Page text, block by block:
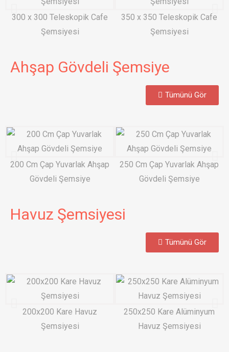
300 x 300 Teleskopik Cafe
Şemsiyesi
350 x 350 Teleskopik Cafe
Şemsiyesi
Ahşap Gövdeli Şemsiye
Tümünü Gör
200 Cm Çap Yuvarlak Ahşap
Gövdeli Şemsiye
250 Cm Çap Yuvarlak Ahşap
Gövdeli Şemsiye
Havuz Şemsiyesi
Tümünü Gör
200x200 Kare Havuz
Şemsiyesi
250x250 Kare Alüminyum
Havuz Şemsiyesi